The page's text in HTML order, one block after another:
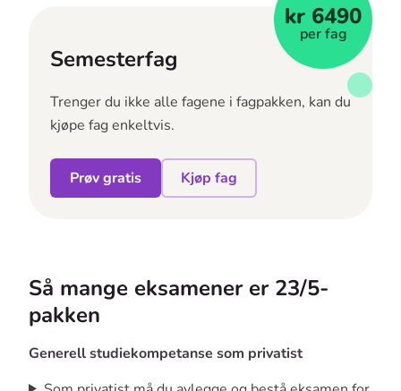
Semesterfag
Trenger du ikke alle fagene i fagpakken, kan du
kjøpe fag enkeltvis.
Prøv gratis Kjøp fag
kr 6490
per fag
Så mange eksamener er 23/5-
pakken
Generell studiekompetanse som privatist